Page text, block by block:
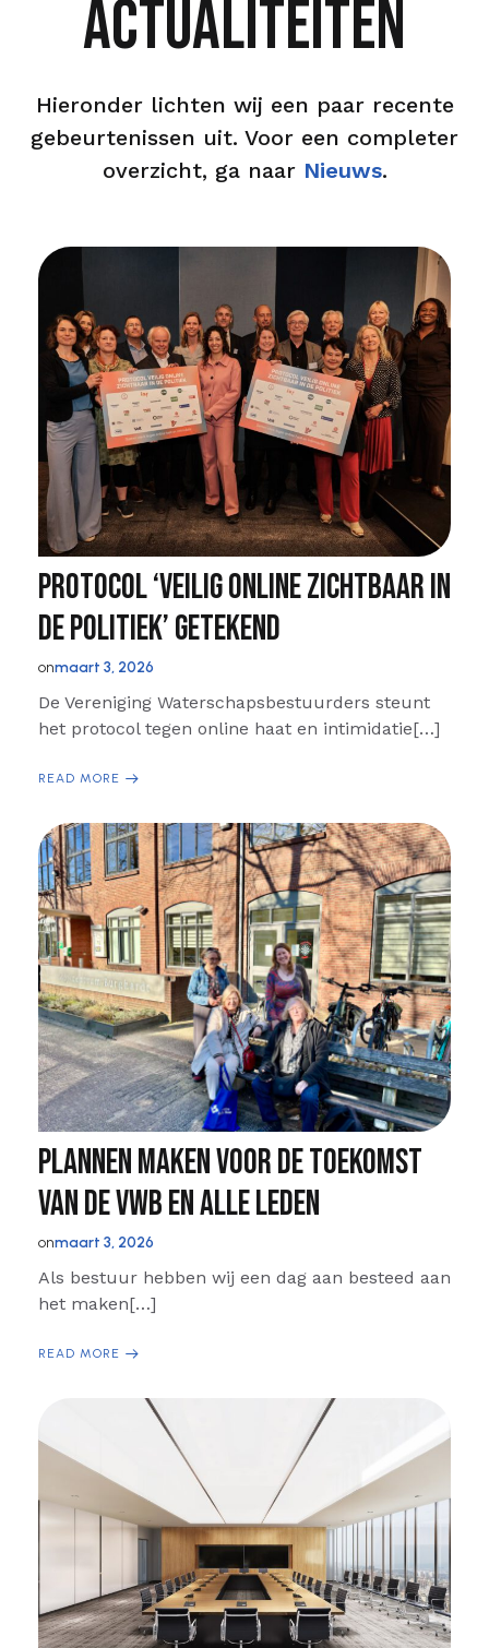
Actualiteiten
Hieronder lichten wij een paar recente
gebeurtenissen uit. Voor een completer
overzicht, ga naar Nieuws.
Protocol ‘Veilig online zichtbaar in
de politiek’ getekend
onmaart 3, 2026
De Vereniging Waterschapsbestuurders steunt
het protocol tegen online haat en intimidatie[…]
READ MORE
Plannen maken voor de toekomst
van de VWB en alle leden
onmaart 3, 2026
Als bestuur hebben wij een dag aan besteed aan
het maken[…]
READ MORE